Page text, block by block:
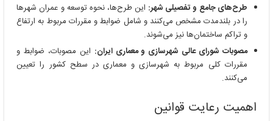
طرح‌های جامع و تفصیلی شهر: این طرح‌ها، نحوه توسعه و عمران شهرها
را در بلندمدت مشخص می‌کنند و شامل ضوابط و مقررات مربوط به ارتفاع
و تراکم ساختمان‌ها نیز می‌شوند.
مصوبات شورای عالی شهرسازی و معماری ایران: این مصوبات، ضوابط و
مقررات کلی مربوط به شهرسازی و معماری در سطح کشور را تعیین
می‌کنند.
اهمیت رعایت قوانین